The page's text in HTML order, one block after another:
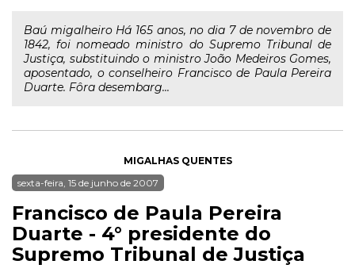
Baú migalheiro Há 165 anos, no dia 7 de novembro de
1842, foi nomeado ministro do Supremo Tribunal de
Justiça, substituindo o ministro João Medeiros Gomes,
aposentado, o conselheiro Francisco de Paula Pereira
Duarte. Fôra desembarg...
MIGALHAS QUENTES
sexta-feira, 15 de junho de 2007
Francisco de Paula Pereira
Duarte - 4° presidente do
Supremo Tribunal de Justiça